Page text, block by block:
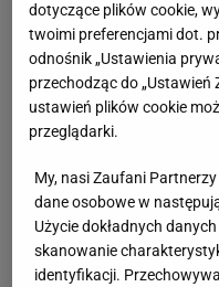
dotyczące plików cookie,
twoimi preferencjami dot.
odnośnik „Ustawienia
przechodząc do „Ustawień
ustawień plików cookie
przeglądarki.
My, nasi Zaufani
dane osobowe w
Użycie dokładnych
skanowanie
identyfikacji.